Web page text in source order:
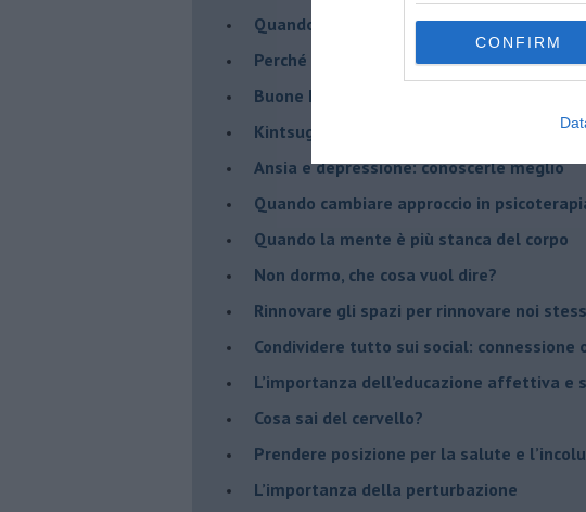
CONFIRM
​Quando crescere troppo presto diventa un
​Perché non impariamo mai dagli errori?
​Buone Feste!
​Kintsugi: quando le crepe diventano
Ansia e depressione: conoscerle meglio
Quando cambiare approccio in
​Quando la mente è più stanca del corpo
Non dormo, che cosa vuol dire?
​Rinnovare gli spazi per rinnovare noi
​Condividere tutto sui social: connessione
​L’importanza dell’educazione affettiva e
​Cosa sai del cervello?
Prendere posizione per la salute e
L’importanza della perturbazione